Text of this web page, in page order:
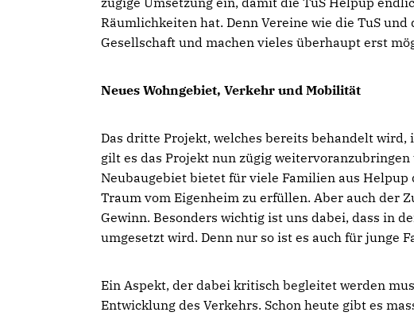
Räumlichkeiten hat. Denn Vereine wie die TuS
Gesellschaft und machen vieles überhaupt erst
Neues Wohngebiet, Verkehr und Mobilität
Das dritte Projekt, welches bereits behandelt wird,
gilt es das Projekt nun zügig
Neubaugebiet bietet für viele Familien aus
Traum vom Eigenheim zu erfüllen. Aber auch der
Gewinn. Besonders wichtig ist uns dabei, dass in
umgesetzt wird. Denn nur so ist es auch für junge
Ein Aspekt, der dabei kritisch begleitet werden
Entwicklung des Verkehrs. Schon heute gibt es